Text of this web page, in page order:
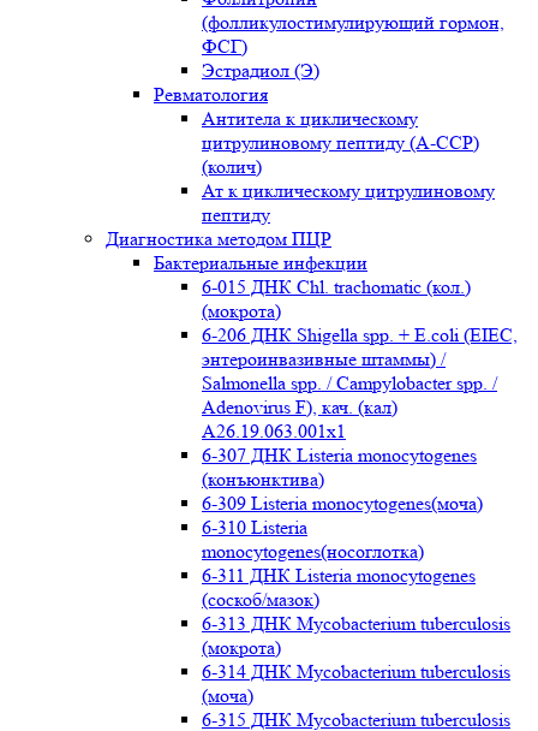
(фолликулостимулирующий гормон,
ФСГ)
Эстрадиол (Э)
Ревматология
Антитела к циклическому
цитрулиновому пептиду (A-ССР)
(колич)
Ат к циклическому цитрулиновому
пептиду
Диагностика методом ПЦР
Бактериальные инфекции
6-015 ДНК Chl. trachomatic (кол.)
(мокрота)
6-206 ДНК Shigella spp. + E.coli (EIEC,
энтероинвазивные штаммы) /
Salmonella spp. / Campylobacter spp. /
Adenovirus F), кач. (кал)
A26.19.063.001x1
6-307 ДНК Listeria monocytogenes
(конъюнктива)
6-309 Listeria monocytogenes(моча)
6-310 Listeria
monocytogenes(носоглотка)
6-311 ДНК Listeria monocytogenes
(соскоб/мазок)
6-313 ДНК Mycobacterium tuberculosis
(мокрота)
6-314 ДНК Mycobacterium tuberculosis
(моча)
6-315 ДНК Mycobacterium tuberculosis